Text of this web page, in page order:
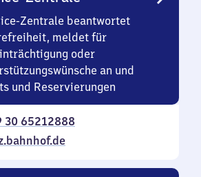
Zentrale beantwortet
meldet für
oder
an und
und Reservierungen
30 65212888